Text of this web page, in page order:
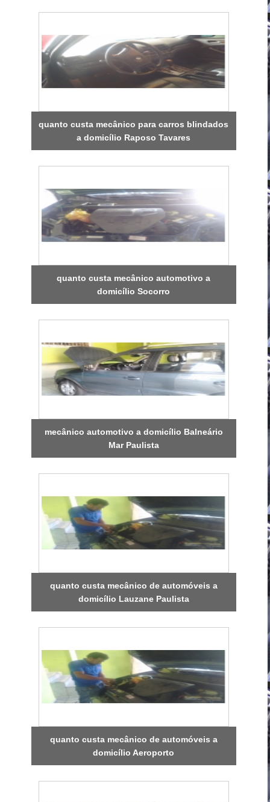
quanto custa mecânico para carros blindados
a domicílio Raposo Tavares
quanto custa mecânico automotivo a
domicílio Socorro
mecânico automotivo a domicílio Balneário
Mar Paulista
quanto custa mecânico de automóveis a
domicílio Lauzane Paulista
quanto custa mecânico de automóveis a
domicílio Aeroporto